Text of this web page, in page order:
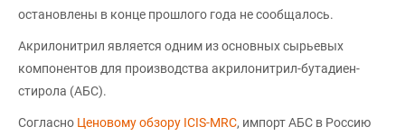
остановлены в конце прошлого года не сообщалось.
Акрилонитрил является одним из основных сырьевых
компонентов для производства акрилонитрил-бутадиен-
стирола (АБС).
Согласно Ценовому обзору ICIS-MRC, импорт АБС в Россию